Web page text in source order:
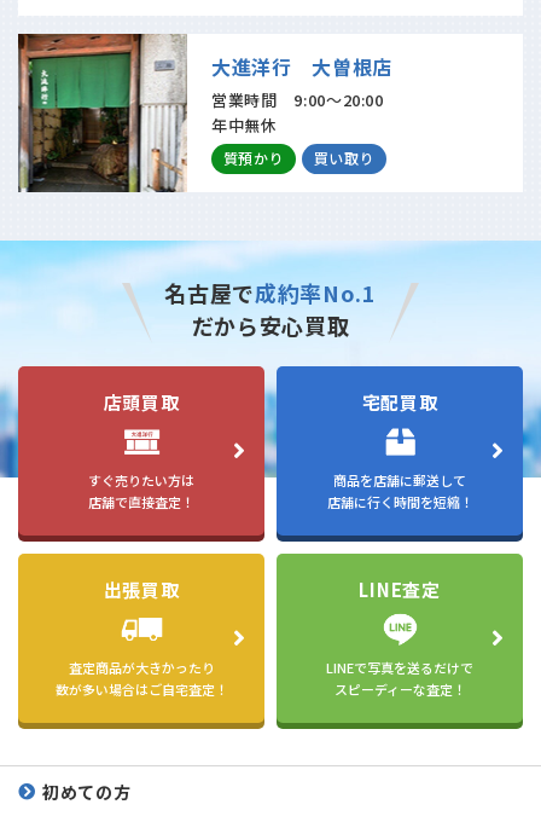
大進洋行 大曽根店
営業時間 9:00〜20:00
年中無休
質預かり 買い取り
名古屋で成約率No.1
だから安心買取
店頭買取
すぐ売りたい方は
店舗で直接査定！
宅配買取
商品を店舗に郵送して
店舗に行く時間を短縮！
出張買取
査定商品が大きかったり
数が多い場合はご自宅査定！
LINE査定
LINEで写真を送るだけで
スピーディーな査定！
初めての方